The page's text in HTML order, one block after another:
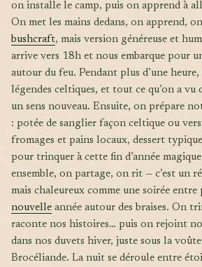
on installe le camp, puis on apprend à
On met les mains dedans, on apprend,
bushcraft, mais version généreuse et
arrive vers 18h et nous embarque pour
autour du feu. Pendant plus d’une
légendes celtiques, et tout ce qu’on a vu
un sens nouveau. Ensuite, on prépare
: potée de sanglier façon celtique ou
fromages et pains locaux, dessert
pour trinquer à cette fin d’année
ensemble, on partage, on rit — c’est un
mais chaleureux comme une soirée
nouvelle année autour des braises. On
raconte nos histoires… puis on rejoint
dans nos duvets hiver, juste sous la
Brocéliande. La nuit se déroule entre